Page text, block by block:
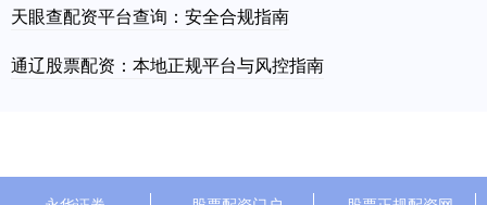
天眼查配资平台查询：安全合规指南
通辽股票配资：本地正规平台与风控指南